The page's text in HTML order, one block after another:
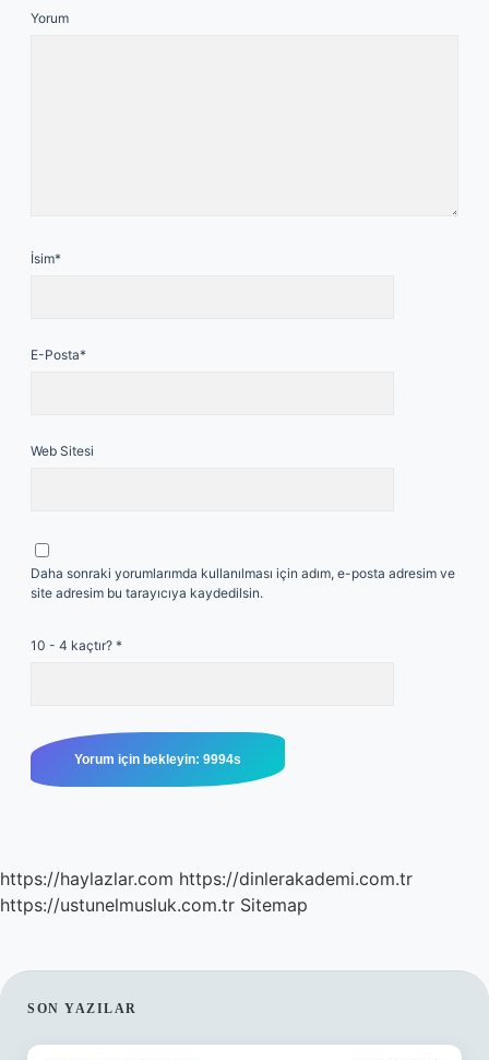
Yorum
İsim*
E-Posta*
Web Sitesi
Daha sonraki yorumlarımda kullanılması için adım, e-posta adresim ve
site adresim bu tarayıcıya kaydedilsin.
10 - 4 kaçtır? *
https://haylazlar.com https://dinlerakademi.com.tr
https://ustunelmusluk.com.tr Sitemap
SIDEBAR
SON YAZILAR